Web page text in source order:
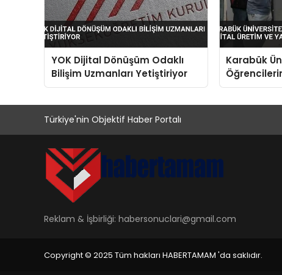
YOK Dijital Dönüşüm Odaklı
Bilişim Uzmanları Yetiştiriyor
Karabük
Yapay
Türkiye'nin Objektif Haber Portalı
Reklam & İşbirliği: habersonuclari@gmail.com
Copyright © 2025 Tüm hakları HABERTAMAM 'da saklıdır.